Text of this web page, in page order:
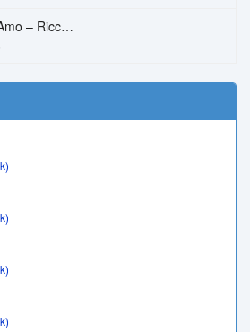
Sara Perche Ti Amo – Ricchi E Poveri